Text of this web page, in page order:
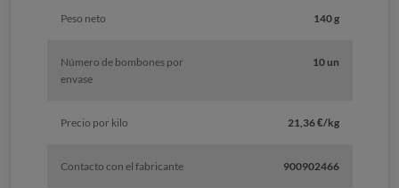
Peso neto 140 g
Número de bombones por
envase
10 un
Precio por kilo 21,36 €/kg
Contacto con el fabricante 900902466